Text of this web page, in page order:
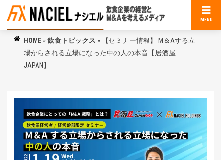
MENU
HOME »飲食トピックス »
【セミナー情報】 M＆Aする立
場からされる立場になった中の人の本音【居酒屋
JAPAN】